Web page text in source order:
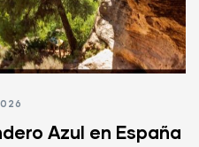
Azul en España